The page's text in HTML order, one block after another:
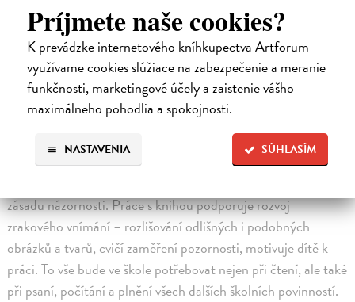
Príjmete naše cookies?
K prevádzke internetového kníhkupectva Artforum
využívame cookies slúžiace na zabezpečenie a meranie
funkčnosti, marketingové účely a zaistenie vášho
maximálneho pohodlia a spokojnosti.
SÚHLASÍM
NASTAVENIA
počítání, se tentokrát zaměřila na rozvoj zrakového vnímání.
Vy máte nyní před sebou první díl, určený tří- až pětiletým
dětem. Máte-li však dítko šestileté, nemusíte čekat na další
díl, můžete s tímto dílem před nástupem do školy klidně
pracovat. Jak zjistíte, kniha obsahuje nejen příběh a z něho
vyplývající úkoly ve formě obrázků, ale také instrukce pro
dospělého „spolupracovníka“ dítěte. Při zpracování publikace
autorka vhodně uplatnila pedagogické principy. Postupuje od
zásadu názornosti. Práce s knihou podporuje rozvoj
zrakového vnímání – rozlišování odlišných i podobných
obrázků a tvarů, cvičí zaměření pozornosti, motivuje dítě k
práci. To vše bude ve škole potřebovat nejen při čtení, ale také
při psaní, počítání a plnění všech dalších školních povinností.